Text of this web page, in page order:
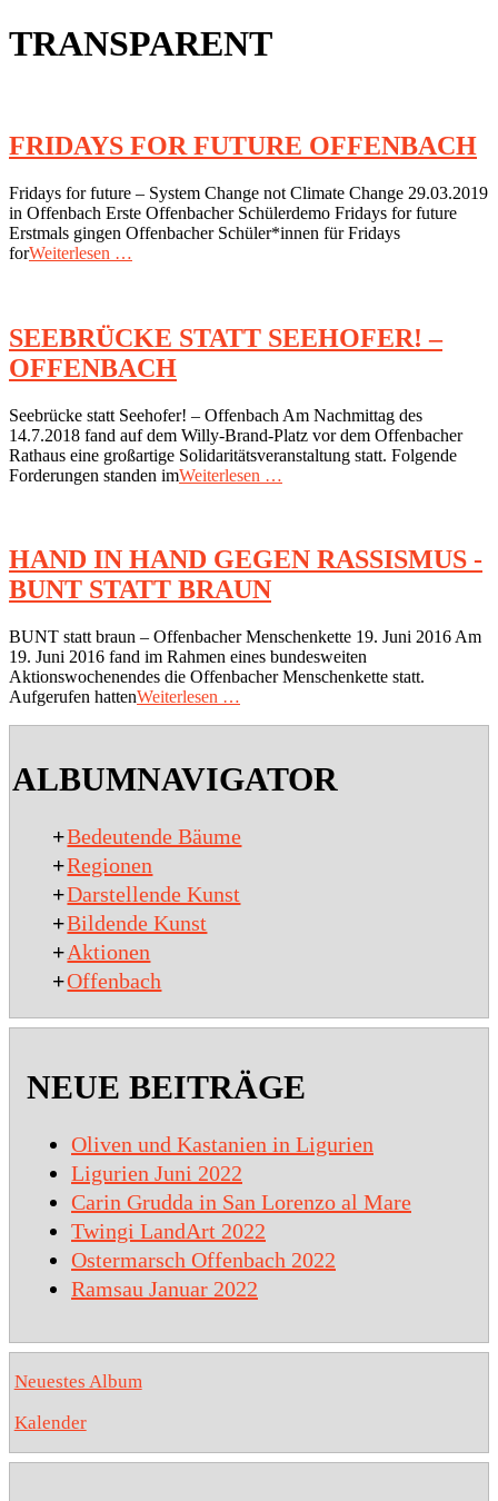
TRANSPARENT
FRIDAYS FOR FUTURE OFFENBACH
2019-
03-
29
Fridays for future – System Change not Climate Change 29.03.2019
in Offenbach Erste Offenbacher Schülerdemo Fridays for future
Erstmals gingen Offenbacher Schüler*innen für Fridays
forWeiterlesen …
SEEBRÜCKE STATT SEEHOFER! –
OFFENBACH
2018-
07-
14
Seebrücke statt Seehofer! – Offenbach Am Nachmittag des
14.7.2018 fand auf dem Willy-Brand-Platz vor dem Offenbacher
Rathaus eine großartige Solidaritätsveranstaltung statt. Folgende
Forderungen standen imWeiterlesen …
HAND IN HAND GEGEN RASSISMUS -
BUNT STATT BRAUN
2018-
07-
11
BUNT statt braun – Offenbacher Menschenkette 19. Juni 2016 Am
19. Juni 2016 fand im Rahmen eines bundesweiten
Aktionswochenendes die Offenbacher Menschenkette statt.
Aufgerufen hattenWeiterlesen …
ALBUMNAVIGATOR
+Bedeutende Bäume
+Regionen
+Darstellende Kunst
+Bildende Kunst
+Aktionen
+Offenbach
NEUE BEITRÄGE
Oliven und Kastanien in Ligurien
Ligurien Juni 2022
Carin Grudda in San Lorenzo al Mare
Twingi LandArt 2022
Ostermarsch Offenbach 2022
Ramsau Januar 2022
Neuestes Album
Kalender